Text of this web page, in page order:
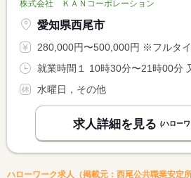
株式会社 ＫＡＮコーポレーション
愛知県西尾市
280,000円〜500,000円 ※フルタイム求人の場合は月額（換算額）、パート
水曜日，その他
求人詳細を見る (ハロー
ハローワーク求人（掲載元：西尾公共職業安定所